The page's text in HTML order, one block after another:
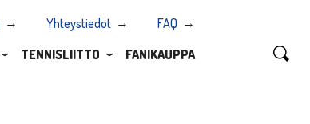
Yhteystiedot
FAQ
TENNISLIITTO FANIKAUPPA